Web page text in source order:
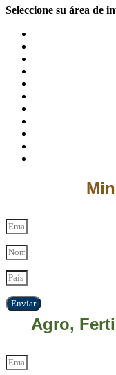
Seleccione su área de
Enviar
Agro,